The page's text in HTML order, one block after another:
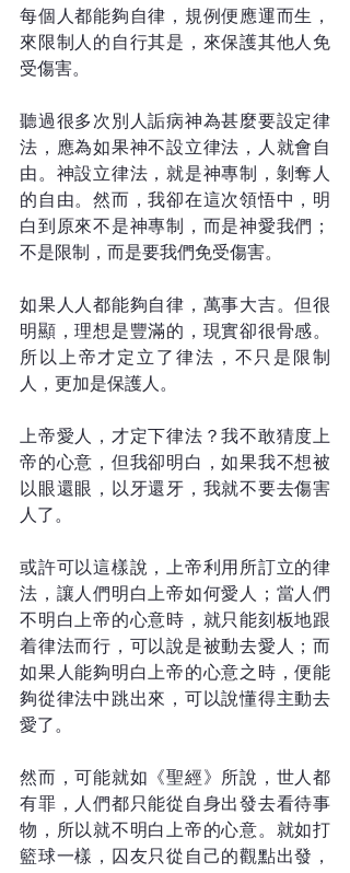
每個人都能夠自律，規例便應運而生，
來限制人的自行其是，來保護其他人免
受傷害。
聽過很多次別人詬病神為甚麼要設定律
法，應為如果神不設立律法，人就會自
由。神設立律法，就是神專制，剝奪人
的自由。然而，我卻在這次領悟中，明
白到原來不是神專制，而是神愛我們；
不是限制，而是要我們免受傷害。
如果人人都能夠自律，萬事大吉。但很
明顯，理想是豐滿的，現實卻很骨感。
所以上帝才定立了律法，不只是限制
人，更加是保護人。
上帝愛人，才定下律法？我不敢猜度上
帝的心意，但我卻明白，如果我不想被
以眼還眼，以牙還牙，我就不要去傷害
人了。
或許可以這樣說，上帝利用所訂立的律
法，讓人們明白上帝如何愛人；當人們
不明白上帝的心意時，就只能刻板地跟
着律法而行，可以說是被動去愛人；而
如果人能夠明白上帝的心意之時，便能
夠從律法中跳出來，可以說懂得主動去
愛了。
然而，可能就如《聖經》所說，世人都
有罪，人們都只能從自身出發去看待事
物，所以就不明白上帝的心意。就如打
籃球一樣，囚友只從自己的觀點出發，